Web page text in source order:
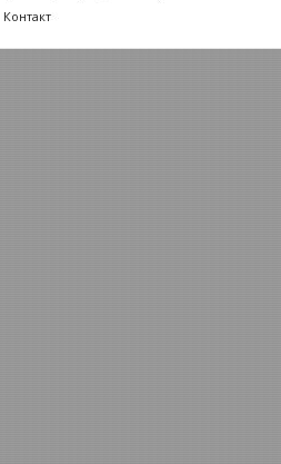
Контакт